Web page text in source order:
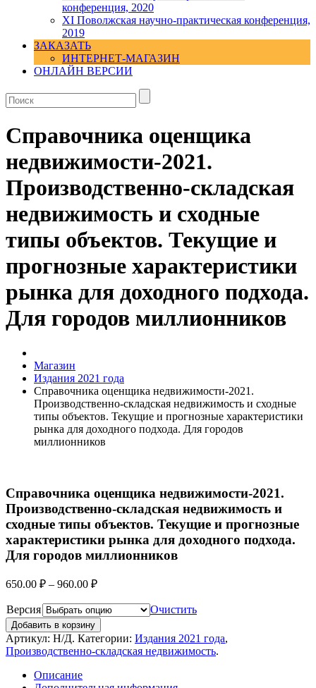
конференция, 2020
XI Поволжская научно-практическая конференция,
2019
ЗАКАЗАТЬ
ИНТЕРНЕТ-МАГАЗИН
ОНЛАЙН ВЕРСИИ
Справочника оценщика
недвижимости-2021.
Производственно-складская
недвижимость и сходные
типы объектов. Текущие и
прогнозные характеристики
рынка для доходного подхода.
Для городов миллионников
Магазин
Издания 2021 года
Справочника оценщика недвижимости-2021.
Производственно-складская недвижимость и сходные
типы объектов. Текущие и прогнозные характеристики
рынка для доходного подхода. Для городов
миллионников
Справочника оценщика недвижимости-2021.
Производственно-складская недвижимость и
сходные типы объектов. Текущие и прогнозные
характеристики рынка для доходного подхода.
Для городов миллионников
650.00 ₽ – 960.00 ₽
Версия Очистить
Добавить в корзину
Артикул: Н/Д. Категории: Издания 2021 года,
Производственно-складская недвижимость.
Описание